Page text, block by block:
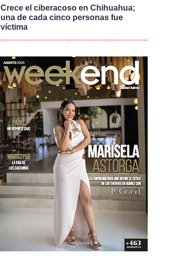
Crece el ciberacoso en Chihuahua;
una de cada cinco personas fue
víctima